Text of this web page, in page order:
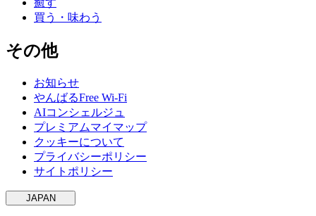
癒す
買う・味わう
その他
お知らせ
やんばるFree Wi-Fi
AIコンシェルジュ
プレミアムマイマップ
クッキーについて
プライバシーポリシー
サイトポリシー
JAPAN